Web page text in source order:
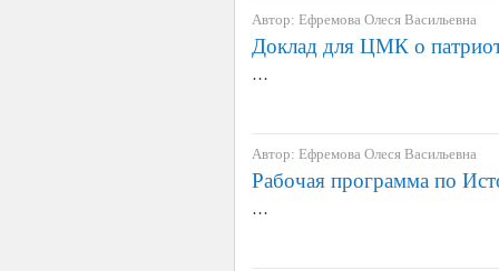
Автор: Ефремова Олеся Васильевна
Доклад для ЦМК о
…
Автор: Ефремова Олеся Васильевна
Рабочая программа по
…